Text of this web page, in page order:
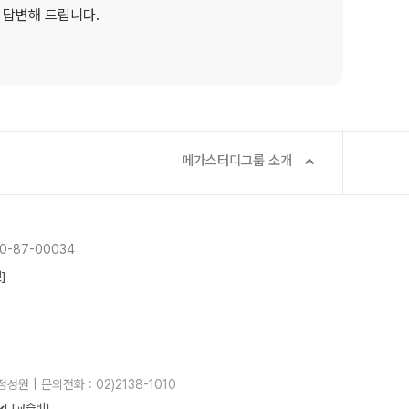
변해 드립니다.
메가스터디그룹 소개
87-00034
성원 | 문의전화 : 02)2138-1010